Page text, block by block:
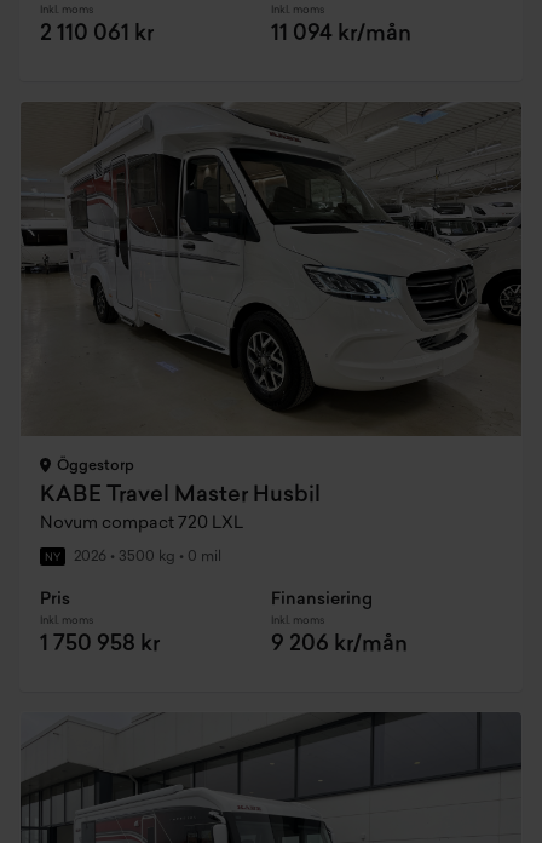
Inkl. moms
2 110 061 kr
Inkl. moms
11 094 kr/mån
Öggestorp
KABE Travel Master Husbil
Novum compact 720 LXL
NY 2026 • 3500 kg • 0 mil
Pris
Inkl. moms
1 750 958 kr
Finansiering
Inkl. moms
9 206 kr/mån